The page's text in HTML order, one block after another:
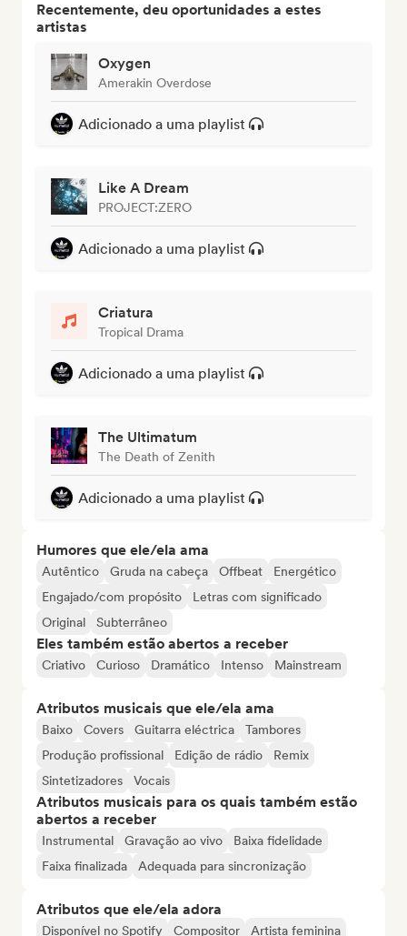
Recentemente, deu oportunidades a estes
artistas
Oxygen
Amerakin Overdose
Adicionado a uma playlist
Like A Dream
PROJECT:ZERO
Adicionado a uma playlist
Criatura
Tropical Drama
Adicionado a uma playlist
The Ultimatum
The Death of Zenith
Adicionado a uma playlist
Humores que ele/ela ama
Autêntico Gruda na cabeça Offbeat
Energético
Engajado/com propósito
Letras com significado
Original
Subterrâneo
Eles também estão abertos a receber
Criativo Curioso Dramático Intenso Mainstream
Atributos musicais que ele/ela ama
Baixo Covers Guitarra eléctrica
Tambores
Produção profissional
Edição de rádio
Remix
Sintetizadores
Vocais
Atributos musicais para os quais também estão
abertos a receber
Instrumental Gravação ao vivo
Baixa fidelidade
Faixa finalizada
Adequada para sincronização
Atributos que ele/ela adora
Disponível no Spotify Compositor Artista feminina